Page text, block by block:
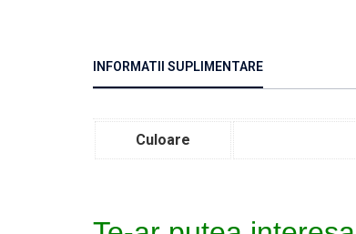
INFORMATII SUPLIMENTARE
Culoare